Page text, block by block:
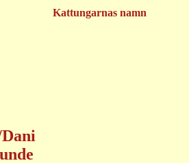
Kattungarnas namn